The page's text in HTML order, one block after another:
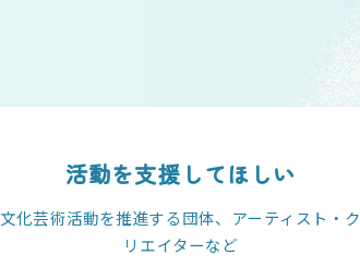
活動を支援してほしい
文化芸術活動を推進する団体、 アーティスト・ク
リエイターなど